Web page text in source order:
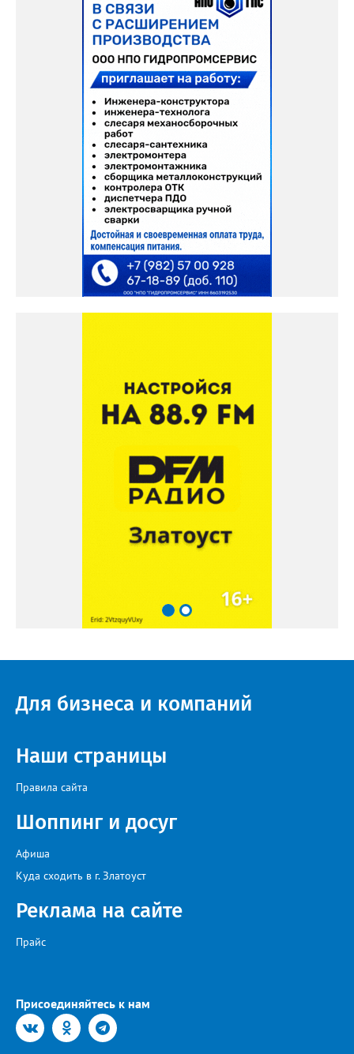
Для бизнеса и компаний
Наши страницы
Правила сайта
Шоппинг и досуг
Афиша
Куда сходить в г. Златоуст
Реклама на сайте
Прайс
Присоединяйтесь к нам